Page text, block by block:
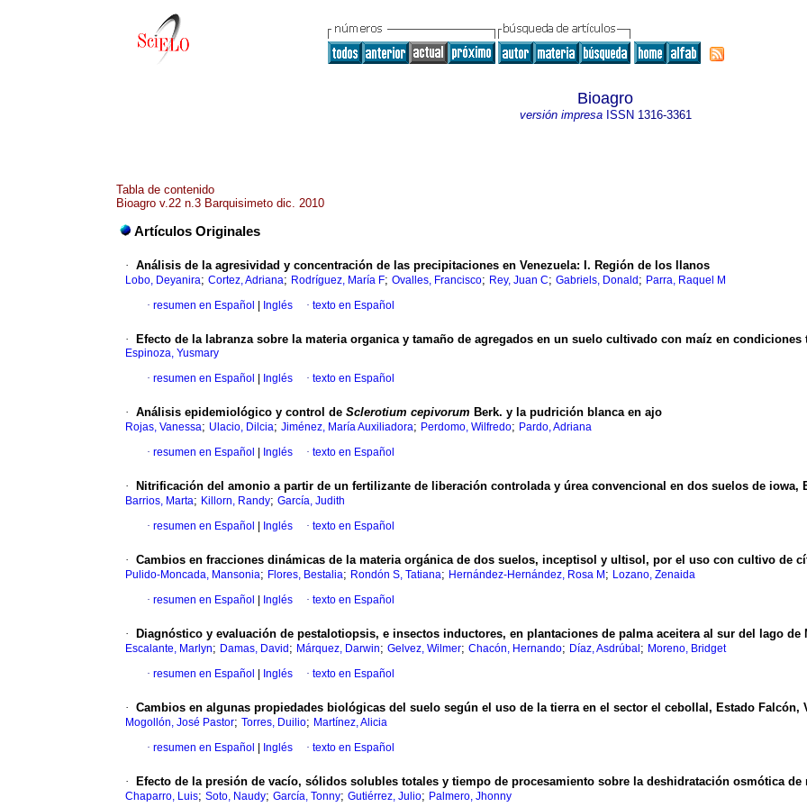
Bioagro
versión impresaISSN 1316-3361
Tabla de contenido
Bioagro v.22 n.3 Barquisimeto dic. 2010
Artículos Originales
· Análisis de la agresividad y concentración de las precipitaciones en Venezuela: I. Región de los llanos
Lobo, Deyanira; Cortez, Adriana; Rodríguez, María F; Ovalles, Francisco; Rey, Juan C; Gabriels, Donald ; Parra, Raquel M
· resumen en Español Inglés · texto en Español
· Efecto de la labranza sobre la materia organica y tamaño de agregados en un suelo cultivado con maíz en condiciones
Espinoza, Yusmary
· resumen en Español Inglés · texto en Español
· Análisis epidemiológico y control de Sclerotium cepivorum Berk. y la pudrición blanca en ajo
Rojas, Vanessa; Ulacio, Dilcia; Jiménez, María Auxiliadora; Perdomo, Wilfredo; Pardo, Adriana
· resumen en Español Inglés · texto en Español
· Nitrificación del amonio a partir de un fertilizante de liberación controlada y úrea convencional en dos suelos de iowa,
Barrios, Marta; Killorn, Randy; García, Judith
· resumen en Español Inglés · texto en Español
· Cambios en fracciones dinámicas de la materia orgánica de dos suelos, inceptisol y ultisol, por el uso con cultivo de
Pulido-Moncada, Mansonia; Flores, Bestalia; Rondón S, Tatiana; Hernández-Hernández, Rosa M ; Lozano, Zenaida
· resumen en Español Inglés · texto en Español
· Diagnóstico y evaluación de pestalotiopsis, e insectos inductores, en plantaciones de palma aceitera al sur del lago de
Escalante, Marlyn; Damas, David ; Márquez, Darwin; Gelvez, Wilmer; Chacón, Hernando; Díaz, Asdrúbal ; Moreno, Bridget
· resumen en Español Inglés · texto en Español
· Cambios en algunas propiedades biológicas del suelo según el uso de la tierra en el sector el cebollal, Estado Falcón,
Mogollón, José Pastor; Torres, Duilio; Martínez, Alicia
· resumen en Español Inglés · texto en Español
· Efecto de la presión de vacío, sólidos solubles totales y tiempo de procesamiento sobre la deshidratación osmótica
Chaparro, Luis; Soto, Naudy; García, Tonny; Gutiérrez, Julio; Palmero, Jhonny